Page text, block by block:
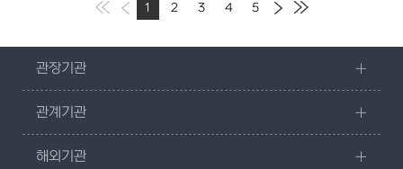
1 2 3 4 5
관장기관
관계기관
해외기관